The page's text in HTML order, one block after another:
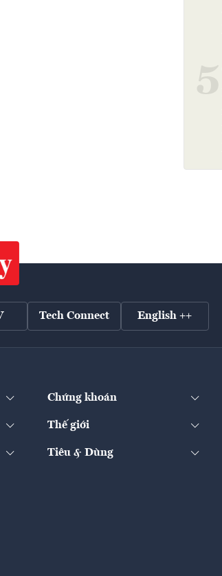
Tech Connect English ++
Chứng khoán
Thế giới
Tiêu & Dùng